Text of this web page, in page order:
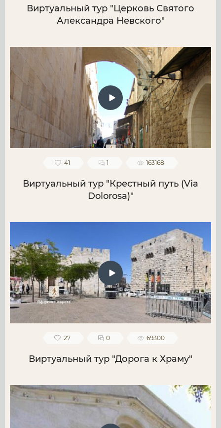
Виртуальный тур "Церковь Святого
Александра Невского"
41 1 163168
Виртуальный тур "Крестный путь (Via
Dolorosa)"
27 0 69300
Виртуальный тур "Дорога к Храму"